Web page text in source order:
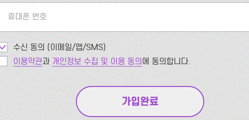
휴대폰 번호
수신 동의 (이메일/앱/SMS)
이용약관과 개인정보 수집 및 이용 동의에 동의합니다.